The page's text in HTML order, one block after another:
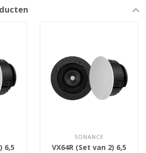
6,5
SONANCE
VX64R (Set van 2) 6,5